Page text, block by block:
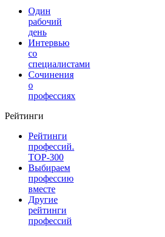
Один
рабочий
день
Интервью
со
специалистами
Сочинения
о
профессиях
Рейтинги
Рейтинги
профессий.
TOP-300
Выбираем
профессию
вместе
Другие
рейтинги
профессий